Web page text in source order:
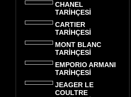
CHANEL
TARİHÇESİ
CARTIER
TARİHÇESİ
MONT BLANC
TARİHÇESİ
EMPORIO ARMANI
TARİHÇESİ
JEAGER LE
COULTRE